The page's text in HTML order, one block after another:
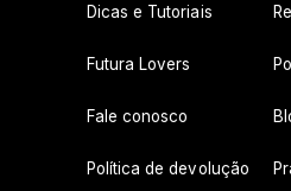
Dicas e Tutoriais
Futura Lovers
Fale conosco
Política de devolução